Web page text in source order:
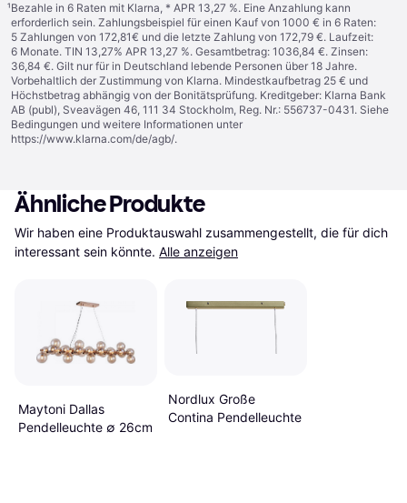
¹Bezahle in 6 Raten mit Klarna, * APR 13,27 %. Eine Anzahlung kann
erforderlich sein. Zahlungsbeispiel für einen Kauf von 1000 € in 6 Raten:
5 Zahlungen von 172,81€ und die letzte Zahlung von 172,79 €. Laufzeit:
6 Monate. TIN 13,27% APR 13,27 %. Gesamtbetrag: 1036,84 €. Zinsen:
36,84 €. Gilt nur für in Deutschland lebende Personen über 18 Jahre.
Vorbehaltlich der Zustimmung von Klarna. Mindestkaufbetrag 25 € und
Höchstbetrag abhängig von der Bonitätsprüfung. Kreditgeber: Klarna Bank
AB (publ), Sveavägen 46, 111 34 Stockholm, Reg. Nr.: 556737-0431. Siehe
Bedingungen und weitere Informationen unter
https://www.klarna.com/de/agb/.
Ähnliche Produkte
Wir haben eine Produktauswahl zusammengestellt, die für dich
interessant sein könnte. Alle anzeigen
Maytoni Dallas
Pendelleuchte ∅ 26cm
Nordlux Große
Contina Pendelleuchte